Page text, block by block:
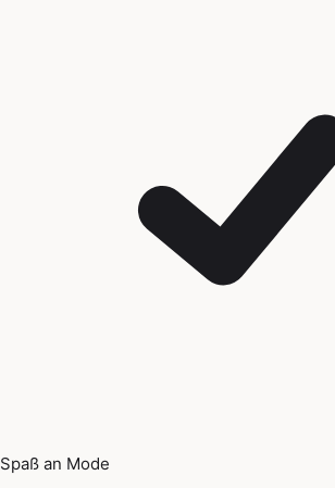
Spaß an Mode